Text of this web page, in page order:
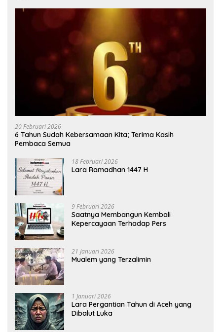
20 Februari 2026
6 Tahun Sudah Kebersamaan Kita; Terima Kasih
Pembaca Semua
18 Februari 2026
Lara Ramadhan 1447 H
9 Februari 2026
Saatnya Membangun Kembali
Kepercayaan Terhadap Pers
21 Januari 2026
Mualem yang Terzalimin
1 Januari 2026
Lara Pergantian Tahun di Aceh yang
Dibalut Luka